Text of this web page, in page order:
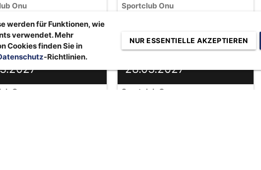
Onu Sportclub Onu
€
-
Onu
ab 979,00 €
19.03.2027 -
28.03.2027
Sportclub Onu
werden für Funktionen, wie
verwendet. Mehr
Cookies finden Sie in
-Richtlinien.
NUR ESSENTIELLE AKZEPTIEREN